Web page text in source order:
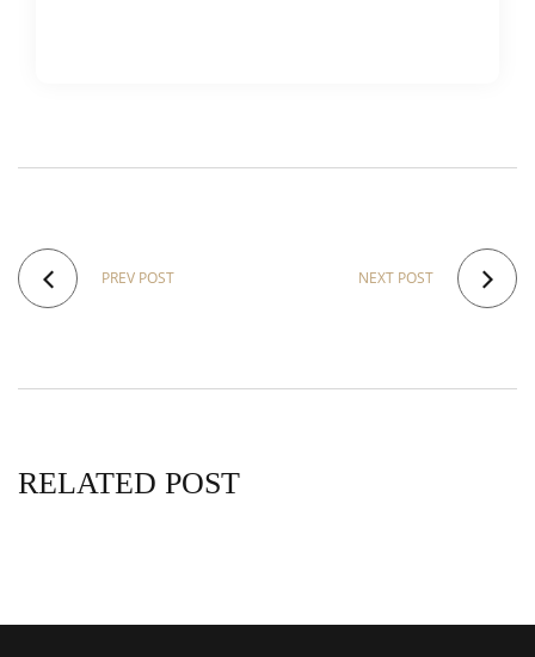
PREV POST NEXT POST
RELATED POST